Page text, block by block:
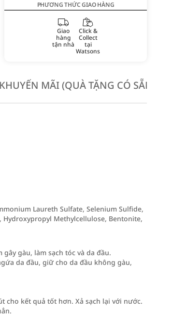
PHƯƠNG THỨC GIAO HÀNG
Giao
hàng
tận nhà
Click &
Collect
tại
Watsons
KHUYẾN MÃI (QUÀ TẶNG CÓ SẴN
Laureth Sulfate, Selenium Sulfide,
Hydroxypropyl Methylcellulose, Bentonite,
gàu, làm sạch tóc và da đầu.
da đầu, giữ cho da đầu không gàu,
cho kết quả tốt hơn. Xả sạch lại với nước.